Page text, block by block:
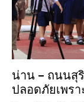
น่าน – ถนนสุ
ปลอดภัยเพร